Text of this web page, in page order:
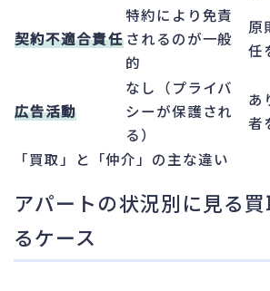
契約不適合責任
特約により免責
されるのが一般
的
原
任
広告活動
なし（プライバ
シーが保護され
る）
あ
者
「買取」と「仲介」の主な違い
アパートの状況別に見る
るケース